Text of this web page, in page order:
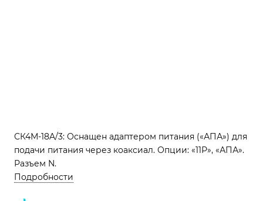
СК4М-18A/3: Оснащен адаптером питания («АПА») для
подачи питания через коаксиал. Опции: «11Р», «АПА».
Разъем N.
Подробности